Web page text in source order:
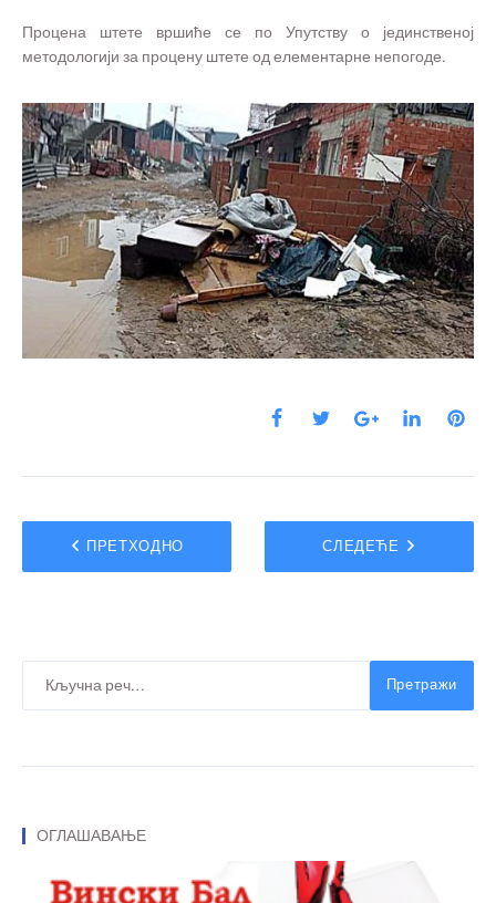
Процена штете вршиће се по Упутству о јединственој
методологији за процену штете од елементарне непогоде.
ПРЕТХОДНО СЛЕДЕЋЕ
Претражи
ОГЛАШАВАЊЕ